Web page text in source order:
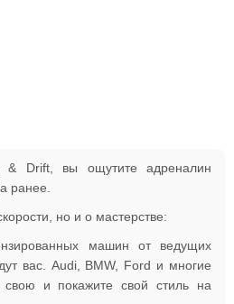
Drift, вы ощутите адреналин
ранее.
но и о мастерстве:
машин от ведущих
вас. Audi, BMW, Ford и многие
свою и покажите свой стиль на